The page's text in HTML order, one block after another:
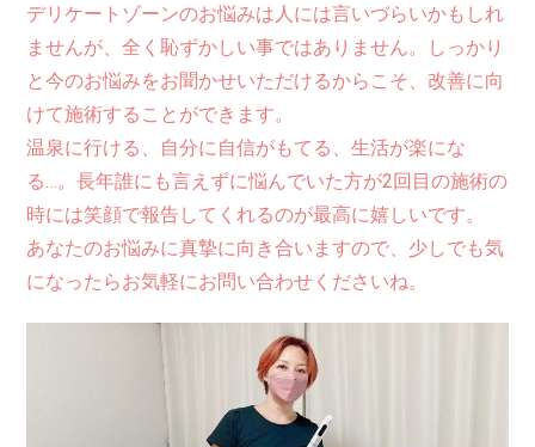
デリケートゾーンのお悩みは人には言いづらいかもしれ
ませんが、全く恥ずかしい事ではありません。しっかり
と今のお悩みをお聞かせいただけるからこそ、改善に向
けて施術することができます。
温泉に行ける、自分に自信がもてる、生活が楽にな
る…。長年誰にも言えずに悩んでいた方が2回目の施術の
時には笑顔で報告してくれるのが最高に嬉しいです。
あなたのお悩みに真摯に向き合いますので、少しでも気
になったらお気軽にお問い合わせくださいね。